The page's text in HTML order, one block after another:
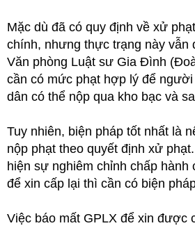
Mặc dù đã có quy định về xử
chính, nhưng thực trạng này vẫn
Văn phòng Luật sư Gia Đình
cần có mức phạt hợp lý để
dân có thể nộp qua kho bạc và
Tuy nhiên, biện pháp tốt nhất là
nộp phạt theo quyết định xử
hiện sự nghiêm chỉnh chấp
để xin cấp lại thì cần có biện
Việc báo mất GPLX để xin được